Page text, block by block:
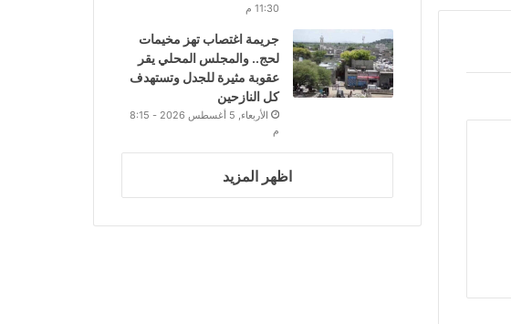
11:30 م
جريمة اغتصاب تهز مخيمات
لحج.. والمجلس المحلي يقر
عقوبة مثيرة للجدل وتستهدف
كل النازحين
الأربعاء, 5 أغسطس 2026 - 8:15
م
اظهر المزيد